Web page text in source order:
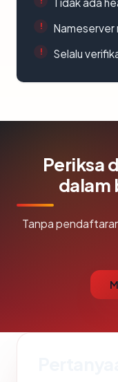
Nameserver
Selalu
Periksa
dalam
Tanpa